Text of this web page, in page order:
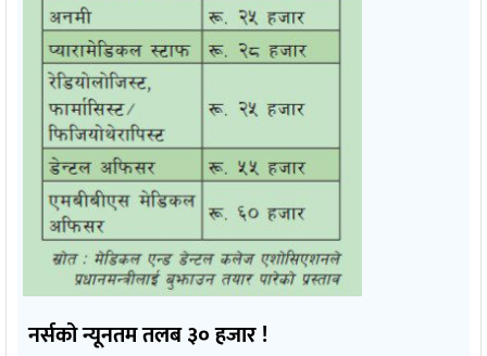
नर्सको न्यूनतम तलब ३० हजार !